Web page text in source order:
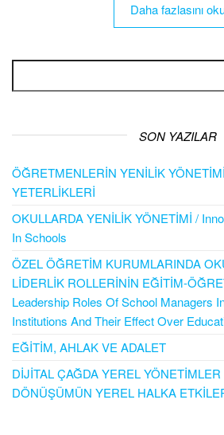
Daha fazlasını
SON YAZILAR
ÖĞRETMENLERİN YENİLİK
YETERLİKLERİ
OKULLARDA YENİLİK YÖNETİMİ /
In Schools
ÖZEL ÖĞRETİM KURUMLARINDA
LİDERLİK ROLLERİNİN EĞİTİM-
Leadership Roles Of School Managers
Institutions And Their Effect Over
EĞİTİM, AHLAK VE ADALET
DİJİTAL ÇAĞDA YEREL
DÖNÜŞÜMÜN YEREL HALKA